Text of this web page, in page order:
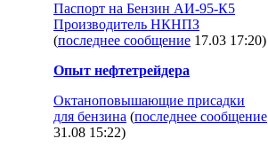
Паспорт на Бензин АИ-95-К5
Производитель НКНПЗ
(последнее сообщение 17.03 17:20)
Опыт нефтетрейдера
Октаноповышающие присадки
для бензина (последнее сообщение
31.08 15:22)